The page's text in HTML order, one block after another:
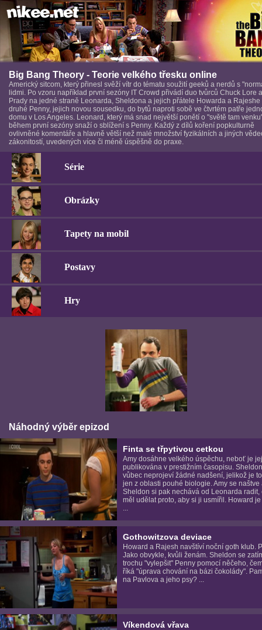
Big Bang Theory - Teorie velkého třesku online
Americký sitcom, který přinesl svěží vítr do tématu soužití geeků a nerdů s
lidmi. Po vzoru například první sezóny IT Crowd přivádí duo tvůrců Chuck Lore
Prady na jedné straně Leonarda, Sheldona a jejich přátele Howarda a Rajeshe
druhé Penny, jejich novou sousedku, do bytů naproti sobě ve čtvrtém patře
domu v Los Angeles. Leonard, který má snad největší ponětí o "světě tam
během první sezóny snaží o sblížení s Penny. Každý z dílů koření popkulturně
ovlivněné komentáře a hlavně větší než malé množství fyzikálních a jiných
zákonitostí, uvedených více či méně úspěšně do praxe.
Série
Obrázky
Tapety na mobil
Postavy
Hry
Náhodný výběr epizod
Finta se třpytivou cetkou
Amy dosáhne velkého úspěchu, neboť je
publikována v prestižním časopisu.
vůbec neprojeví žádné nadšení, jelikož je
jen z oblasti pouhé biologie. Amy se naštve
Sheldon si pak nechává od Leonarda radit,
měl udělat proto, aby si ji usmířil. Howard
...
Gothowitzova deviace
Howard a Rajesh navštíví noční goth klub.
Jako obvykle, kvůli ženám. Sheldon se
trochu "vylepšit" Penny pomocí něčeho,
říká "úprava chování na bázi čokolády".
na Pavlova a jeho psy? ...
Víkendová vřava